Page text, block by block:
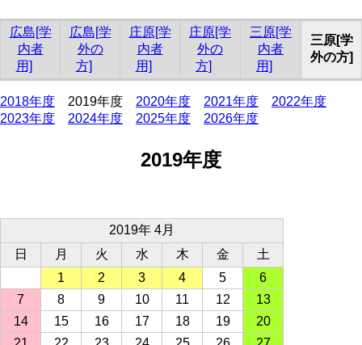
広島[学
内者
用]
広島[学
外の
方]
庄原[学
内者
用]
庄原[学
外の
方]
三原[学
内者
用]
三原[学
外の方]
2018年度 2019年度 2020年度 2021年度
2022年度
2023年度
2024年度 2025年度 2026年度
2019年度
2019年 4月
日
月 火 水 木 金
土
1
2 3 4 5
6
7
8 9 10 11 12
13
14
15 16 17 18 19
20